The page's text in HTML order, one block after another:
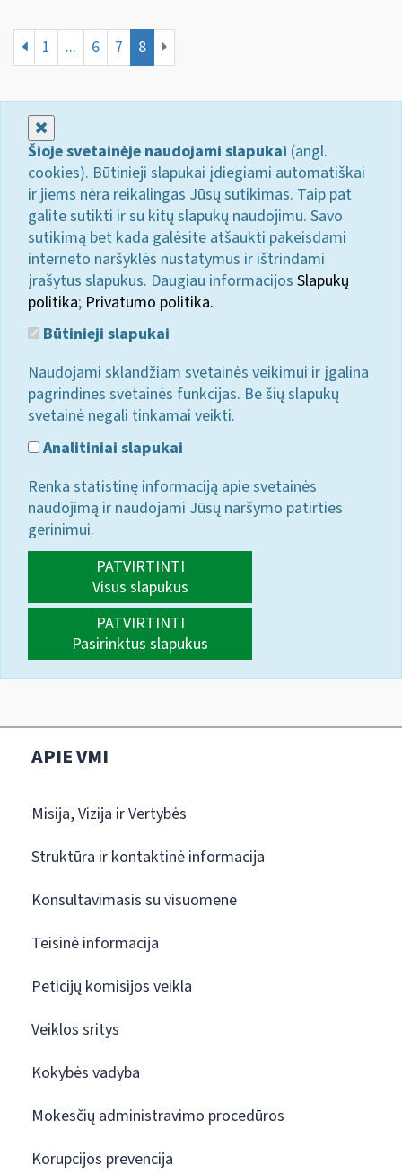
1 ... 6 7 8
Šioje svetainėje naudojami slapukai (angl.
cookies). Būtinieji slapukai įdiegiami automatiškai
ir jiems nėra reikalingas Jūsų sutikimas. Taip pat
galite sutikti ir su kitų slapukų naudojimu. Savo
sutikimą bet kada galėsite atšaukti pakeisdami
interneto naršyklės nustatymus ir ištrindami
įrašytus slapukus. Daugiau informacijos Slapukų
politika; Privatumo politika.
Būtinieji slapukai
Naudojami sklandžiam svetainės veikimui ir įgalina
pagrindines svetainės funkcijas. Be šių slapukų
svetainė negali tinkamai veikti.
Analitiniai slapukai
Renka statistinę informaciją apie svetainės
naudojimą ir naudojami Jūsų naršymo patirties
gerinimui.
PATVIRTINTI
Visus slapukus
PATVIRTINTI
Pasirinktus slapukus
APIE VMI
Misija, Vizija ir Vertybės
Struktūra ir kontaktinė informacija
Konsultavimasis su visuomene
Teisinė informacija
Peticijų komisijos veikla
Veiklos sritys
Kokybės vadyba
Mokesčių administravimo procedūros
Korupcijos prevencija